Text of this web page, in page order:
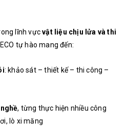
lĩnh vựcvật liệu chịu lửa và thi
tự hào mang đến:
: khảo sát – thiết kế – thi công –
, từng thực hiện nhiều công
lò xi măng